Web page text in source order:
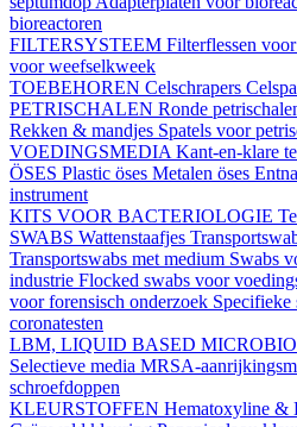
bioreactoren
FILTERSYSTEEM Filterflessen
voor weefselkweek
TOEBEHOREN Celschrapers
PETRISCHALEN Ronde
Rekken & mandjes Spatels voor
VOEDINGSMEDIA Kant-en-klare
ÖSES Plastic öses Metalen öses
instrument
KITS VOOR BACTERIOLOGIE
SWABS Wattenstaafjes
Transportswabs met medium Swabs
industrie Flocked swabs voor
voor forensisch onderzoek Specifieke
coronatesten
LBM, LIQUID BASED
Selectieve media MRSA-
schroefdoppen
KLEURSTOFFEN Hematoxyline &